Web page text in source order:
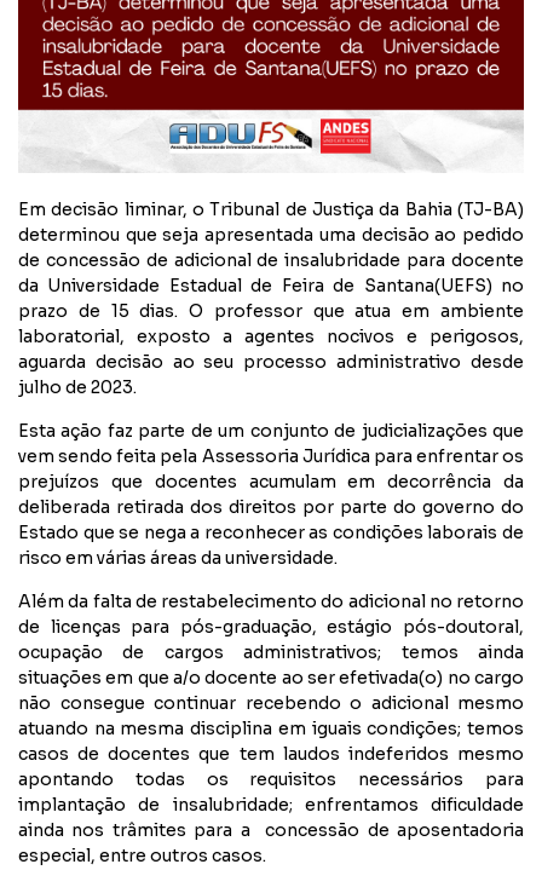
Em decisão liminar, o Tribunal de Justiça da Bahia (TJ-BA)
determinou que seja apresentada uma decisão ao pedido
de concessão de adicional de insalubridade para docente
da Universidade Estadual de Feira de Santana(UEFS) no
prazo de 15 dias. O professor que atua em ambiente
laboratorial, exposto a agentes nocivos e perigosos,
aguarda decisão ao seu processo administrativo desde
julho de 2023.
Esta ação faz parte de um conjunto de judicializações que
vem sendo feita pela Assessoria Jurídica para enfrentar os
prejuízos que docentes acumulam em decorrência da
deliberada retirada dos direitos por parte do governo do
Estado que se nega a reconhecer as condições laborais de
risco em várias áreas da universidade.
Além da falta de restabelecimento do adicional no retorno
de licenças para pós-graduação, estágio pós-doutoral,
ocupação de cargos administrativos; temos ainda
situações em que a/o docente ao ser efetivada(o) no cargo
não consegue continuar recebendo o adicional mesmo
atuando na mesma disciplina em iguais condições; temos
casos de docentes que tem laudos indeferidos mesmo
apontando todas os requisitos necessários para
implantação de insalubridade; enfrentamos dificuldade
ainda nos trâmites para a concessão de aposentadoria
especial, entre outros casos.